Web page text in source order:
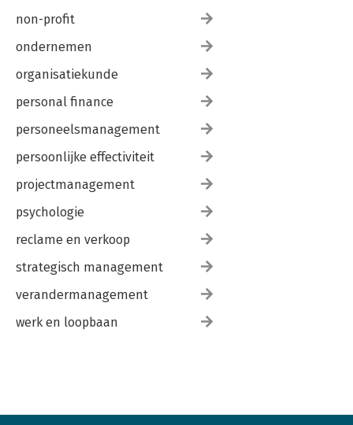
non-profit
ondernemen
organisatiekunde
personal finance
personeelsmanagement
persoonlijke effectiviteit
projectmanagement
psychologie
reclame en verkoop
strategisch management
verandermanagement
werk en loopbaan